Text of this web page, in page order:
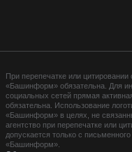
При перепечатке или
«Башинформ» обязательна. Для
социальных сетей прямая
обязательна. Использование
«Башинформ» в целях, не
агентство при перепечатке или
допускается только с
«Башинформ».